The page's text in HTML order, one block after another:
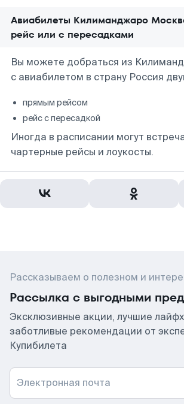
Авиабилеты Килиманджаро
рейс или с пересадками
Вы можете добраться из
с авиабилетом в страну Россия
прямым рейсом
рейс с пересадкой
Иногда в расписании могут
чартерные рейсы и лоукосты.
Рассказываем о полезном и
Рассылка с выгодными
Эксклюзивные акции, лучшие
заботливые рекомендации от
Купибилета
Электронная почта